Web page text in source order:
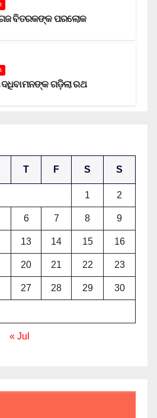
ବିତରକଙ୍କ ପରଲୋକ
ଗଡ଼ିଲା ରଥ
T F S S
1 2
6 7 8 9
13 14 15 16
20 21 22 23
27 28 29 30
« Jul